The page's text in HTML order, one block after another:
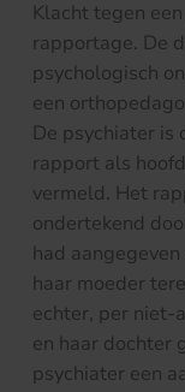
Klacht tegen
rapportage. De
psychologisch
een
De psychiater is
rapport als
vermeld. Het
ondertekend
had
haar moeder
echter, per niet-
en haar dochter
psychiater een